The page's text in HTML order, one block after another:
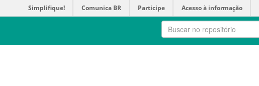
Simplifique! Comunica BR Participe Acesso à informação